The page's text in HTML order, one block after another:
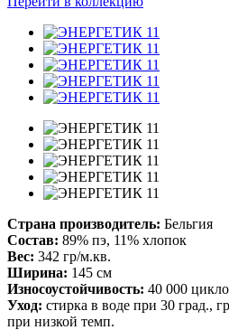
Страна производитель: Бельгия
Состав: 89% пэ, 11% хлопок
Вес: 342 гр/м.кв.
Ширина: 145 см
Износоустойчивость: 40 000
Уход: стирка в воде при 30 град.,
при низкой темп.